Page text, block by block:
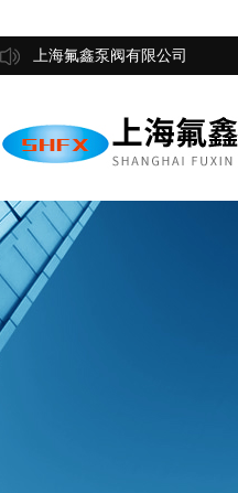
上海氟鑫泵阀有限公司